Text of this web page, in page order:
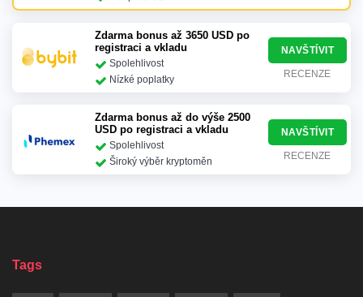
Zdarma bonus až 3650 USD po
registraci a vkladu
Spolehlivost
Nízké poplatky
NAVŠTÍVIT
RECENZE
Zdarma bonus až do výše 2500
USD po registraci a vkladu
Spolehlivost
Široký výběr kryptoměn
NAVŠTÍVIT
RECENZE
Tags